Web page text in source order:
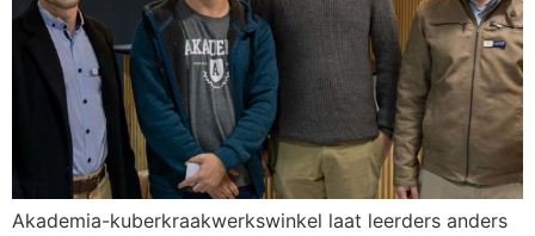
Akademia-kuberkraakwerkswinkel laat leerders anders